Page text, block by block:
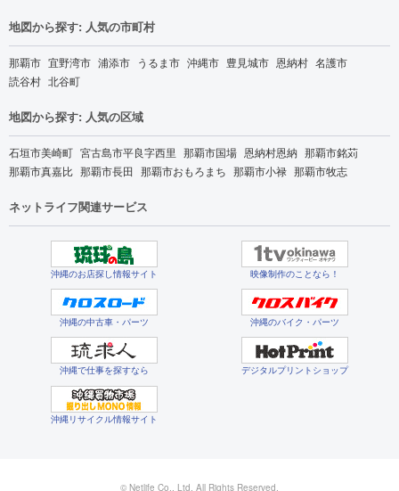
地図から探す: 人気の市町村
那覇市 宜野湾市 浦添市 うるま市 沖縄市 豊見城市 恩納村 名護市
読谷村 北谷町
地図から探す: 人気の区域
石垣市美崎町 宮古島市平良字西里 那覇市国場 恩納村恩納 那覇市銘苅
那覇市真嘉比 那覇市長田 那覇市おもろまち 那覇市小禄 那覇市牧志
ネットライフ関連サービス
沖縄のお店探し情報サイト 映像制作のことなら！
沖縄の中古車・パーツ 沖縄のバイク・パーツ
沖縄で仕事を探すなら デジタルプリントショップ
沖縄リサイクル情報サイト
© Netlife Co., Ltd. All Rights Reserved.